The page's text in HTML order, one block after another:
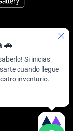
🚗
Si inicias
cuando llegue
inventario.